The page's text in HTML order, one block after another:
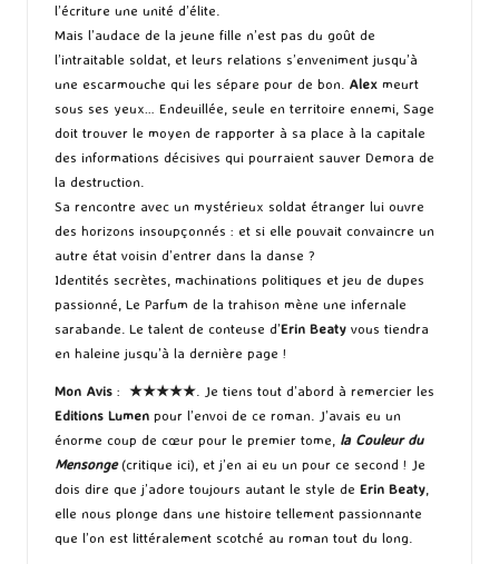
l’écriture une unité d’élite.
Mais l’audace de la jeune fille n’est pas du goût de
l’intraitable soldat, et leurs relations s’enveniment jusqu’à
une escarmouche qui les sépare pour de bon. Alex meurt
sous ses yeux… Endeuillée, seule en territoire ennemi, Sage
doit trouver le moyen de rapporter à sa place à la capitale
des informations décisives qui pourraient sauver Demora de
la destruction.
Sa rencontre avec un mystérieux soldat étranger lui ouvre
des horizons insoupçonnés : et si elle pouvait convaincre un
autre état voisin d’entrer dans la danse ?
Identités secrètes, machinations politiques et jeu de dupes
passionné, Le Parfum de la trahison mène une infernale
sarabande. Le talent de conteuse d’Erin Beaty vous tiendra
en haleine jusqu’à la dernière page !
Mon Avis : ★★★★★. Je tiens tout d’abord à remercier les
Editions Lumen pour l’envoi de ce roman. J’avais eu un
énorme coup de cœur pour le premier tome, la Couleur du
Mensonge(critique ici), et j’en ai eu un pour ce second ! Je
dois dire que j’adore toujours autant le style de Erin Beaty,
elle nous plonge dans une histoire tellement passionnante
que l’on est littéralement scotché au roman tout du long.